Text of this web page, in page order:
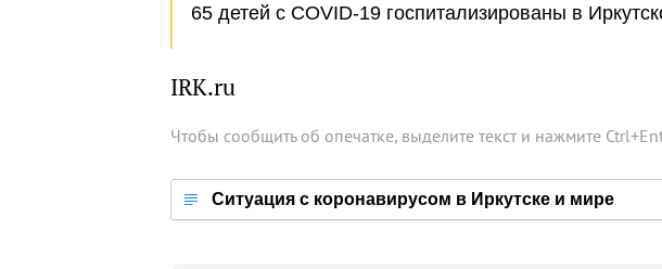
65 детей с COVID-19 госпитализированы в
IRK.ru
Чтобы сообщить об опечатке, выделите текст и нажмите Ctrl+
Ситуация с коронавирусом в Иркутске и мире